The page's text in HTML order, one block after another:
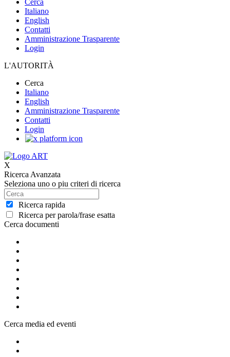
Cerca
Italiano
English
Contatti
Amministrazione Trasparente
Login
L'AUTORITÀ
Cerca
Italiano
English
Amministrazione Trasparente
Contatti
Login
X
Ricerca Avanzata
Seleziona uno o piu criteri di ricerca
Ricerca rapida
Ricerca per parola/frase esatta
Cerca documenti
Cerca media ed eventi